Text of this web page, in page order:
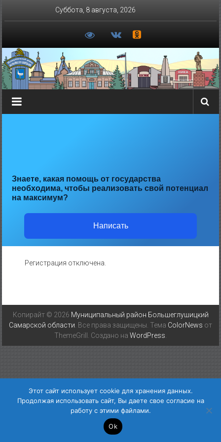
Суббота, 8 августа, 2026
Знаете, какая помощь от государства
необходима, чтобы реализовать свой потенциал
на максимум?
Написать
Регистрация отключена.
Копирайт © 2026 Муниципальный район Большеглушицкий
Самарской области . Все права защищены. Тема ColorNews от
ThemeGrill. Создано на WordPress
Этот сайт использует cookie для хранения данных.
Продолжая использовать сайт, Вы даете свое согласие на
работу с этими файлами.
Ok